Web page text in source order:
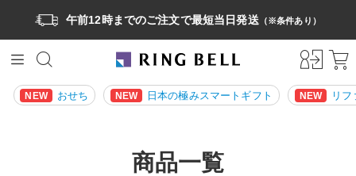
午前12時までのご注文で最短当日発送（※条件あり）
NEW おせち NEW 日本の極みスマートギフト NEW リ
商品一覧